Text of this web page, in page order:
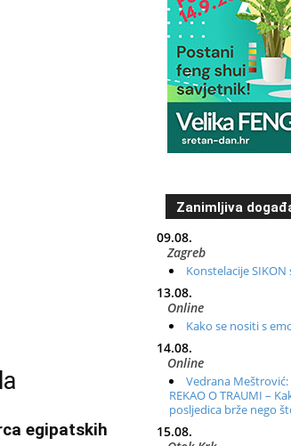
egipatskih
Zanimljiva
09.08.
Zagreb
Konstelacije
13.08.
Online
Kako se nositi s
14.08.
Online
Vedrana Meštrović:
REKAO O TRAUMI –
posljedica brže nego
15.08.